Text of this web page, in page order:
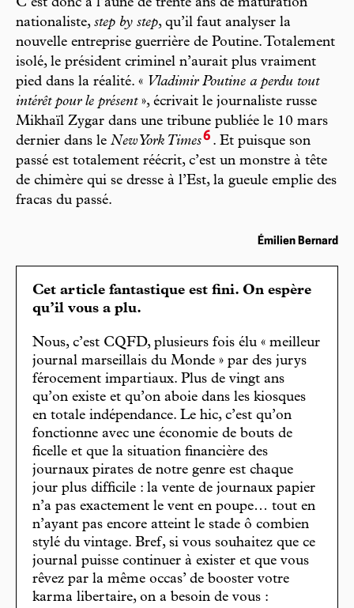
C’est donc à l’aune de trente ans de maturation
nationaliste, step by step, qu’il faut analyser la
nouvelle entreprise guerrière de Poutine. Totalement
isolé, le président criminel n’aurait plus vraiment
pied dans la réalité. « Vladimir Poutine a perdu tout
intérêt pour le présent», écrivait le journaliste russe
Mikhaïl Zygar dans une tribune publiée le 10 mars
dernier dans le New York Times6 . Et puisque son
passé est totalement réécrit, c’est un monstre à tête
de chimère qui se dresse à l’Est, la gueule emplie des
fracas du passé.
Émilien Bernard
Cet article fantastique est fini. On espère
qu’il vous a plu.
Nous, c’est CQFD, plusieurs fois élu « meilleur
journal marseillais du Monde » par des jurys
férocement impartiaux. Plus de vingt ans
qu’on existe et qu’on aboie dans les kiosques
en totale indépendance. Le hic, c’est qu’on
fonctionne avec une économie de bouts de
ficelle et que la situation financière des
journaux pirates de notre genre est chaque
jour plus difficile : la vente de journaux papier
n’a pas exactement le vent en poupe… tout en
n’ayant pas encore atteint le stade ô combien
stylé du vintage. Bref, si vous souhaitez que ce
journal puisse continuer à exister et que vous
rêvez par la même occas’ de booster votre
karma libertaire, on a besoin de vous :